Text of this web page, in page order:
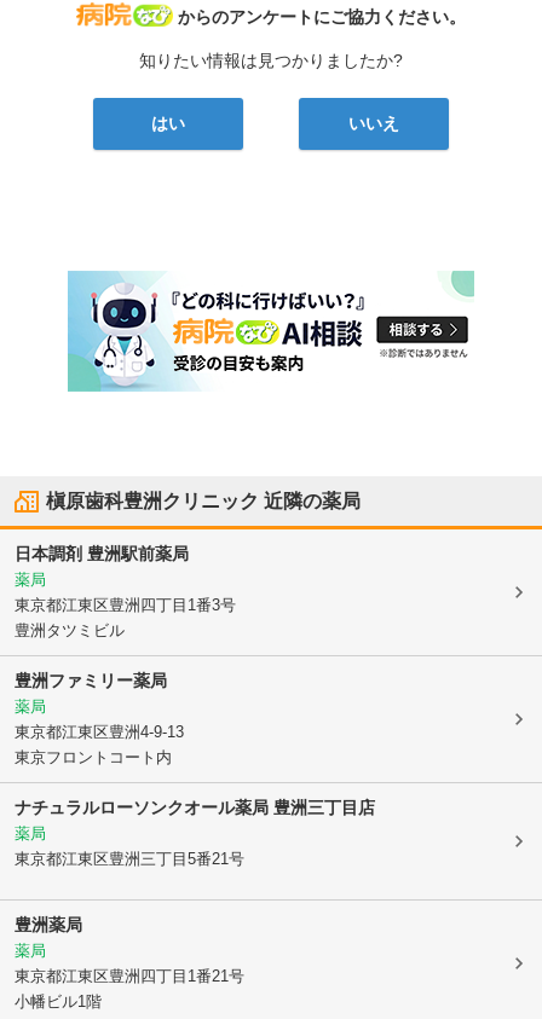
病院なび
からのアンケートにご協力ください。
知りたい情報は見つかりましたか?
はい いいえ
槇原歯科豊洲クリニック 近隣の薬局
日本調剤 豊洲駅前薬局
薬局
東京都江東区豊洲四丁目1番3号
豊洲タツミビル
豊洲ファミリー薬局
薬局
東京都江東区豊洲4-9-13
東京フロントコート内
ナチュラルローソンクオール薬局 豊洲三丁目店
薬局
東京都江東区豊洲三丁目5番21号
豊洲薬局
薬局
東京都江東区豊洲四丁目1番21号
小幡ビル1階